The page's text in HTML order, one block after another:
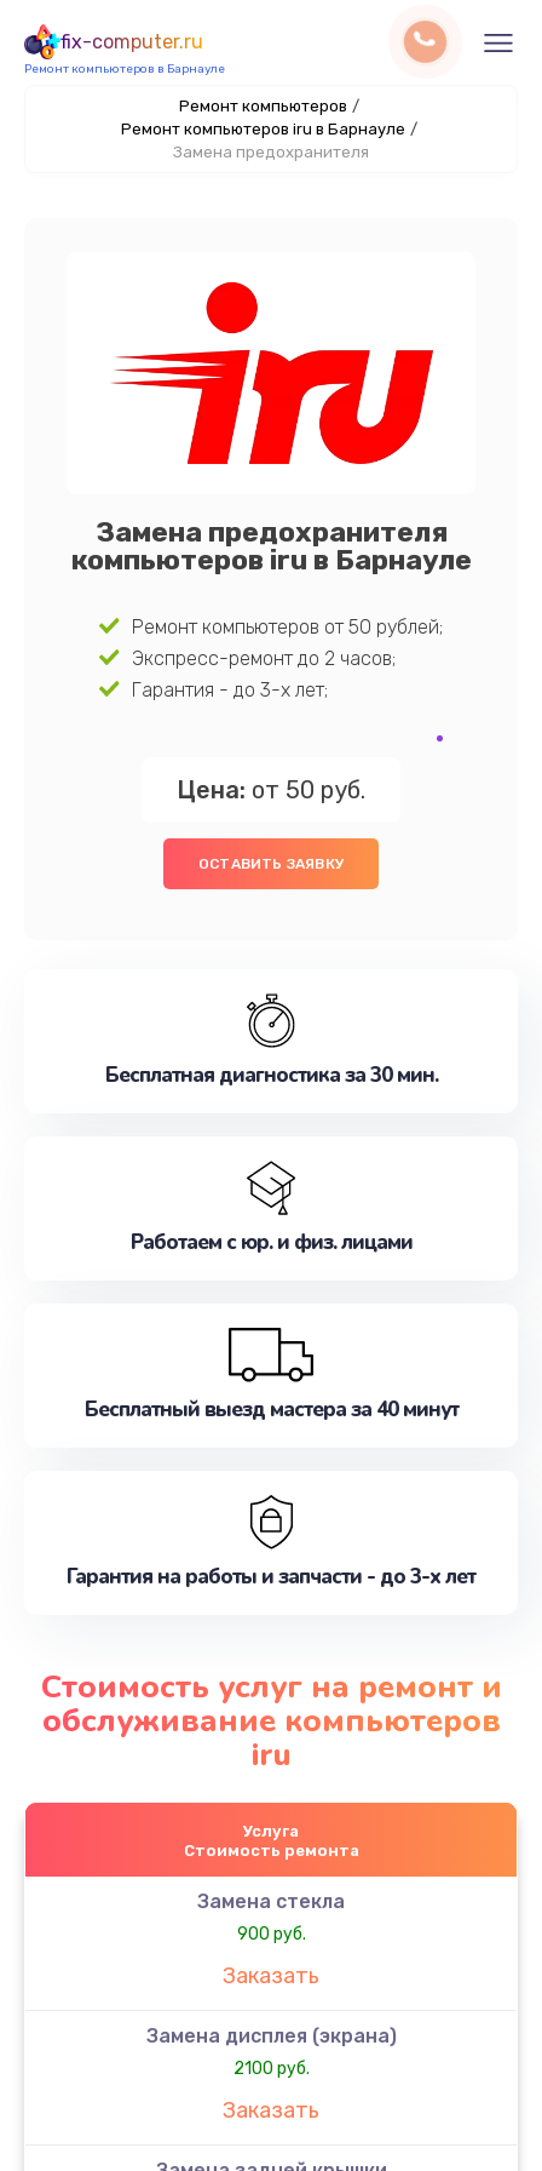
fix-computer.ru
Ремонт компьютеров в Барнауле
Ремонт компьютеров /
Ремонт компьютеров iru в Барнауле /
Замена предохранителя
Замена предохранителя
компьютеров iru в Барнауле
Ремонт компьютеров от 50 рублей;
Экспресс-ремонт до 2 часов;
Гарантия - до 3-х лет;
Цена: от 50 руб.
ОСТАВИТЬ ЗАЯВКУ
Бесплатная диагностика за 30 мин.
Работаем с юр. и физ. лицами
Бесплатный выезд мастера за 40 минут
Гарантия на работы и запчасти - до 3-х лет
Стоимость услуг на ремонт и
обслуживание компьютеров
iru
Услуга
Стоимость ремонта
Замена стекла
900 руб.
Заказать
Замена дисплея (экрана)
2100 руб.
Заказать